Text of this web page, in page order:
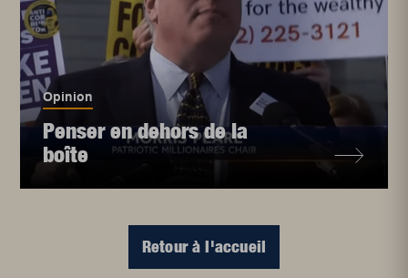
Opinion
Penser en dehors de la
boîte
Retour à l'accueil